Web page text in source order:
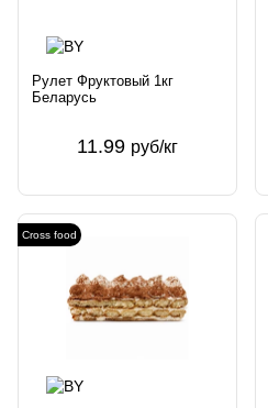
Рулет Фруктовый 1кг
Беларусь
11.99 руб/кг
Cross food